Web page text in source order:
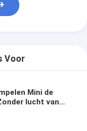
Voor
Mini de
lucht van